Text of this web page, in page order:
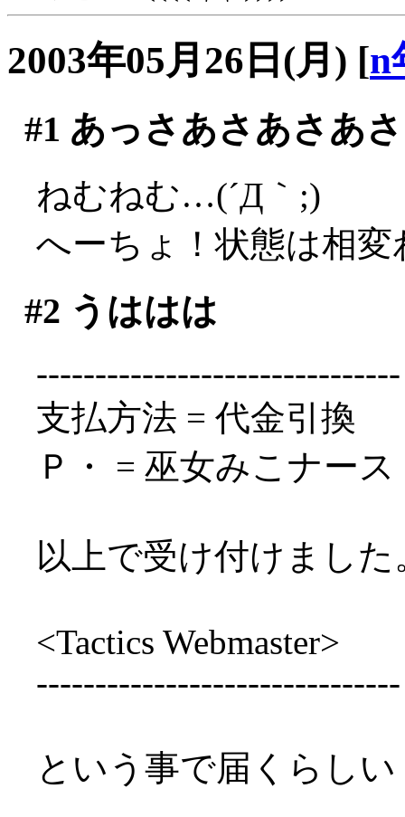
2003年05月26日(月) [n
#1 あっさあさあさあ
ねむねむ…(´Д｀;)
へーちょ！状態は相
#2 うははは
-------------------------------
支払方法 = 代金引換
Ｐ・ = 巫女みこナー
以上で受け付けまし
<Tactics Webmaster>
-------------------------------
という事で届くらし